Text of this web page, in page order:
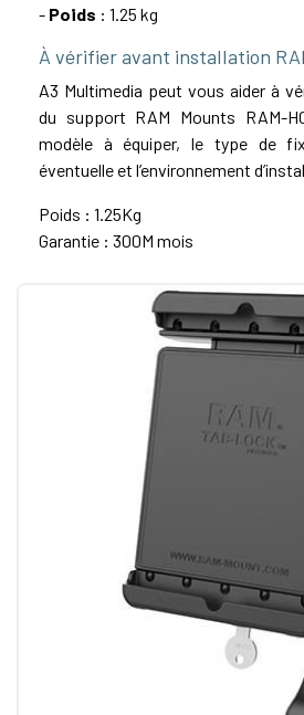
- Poids : 1.25 kg
À vérifier avant installation
A3 Multimedia peut vous aider à
du support RAM Mounts RAM-
modèle à équiper, le type de
éventuelle et l’environnement
Poids : 1.25Kg
Garantie : 300M mois